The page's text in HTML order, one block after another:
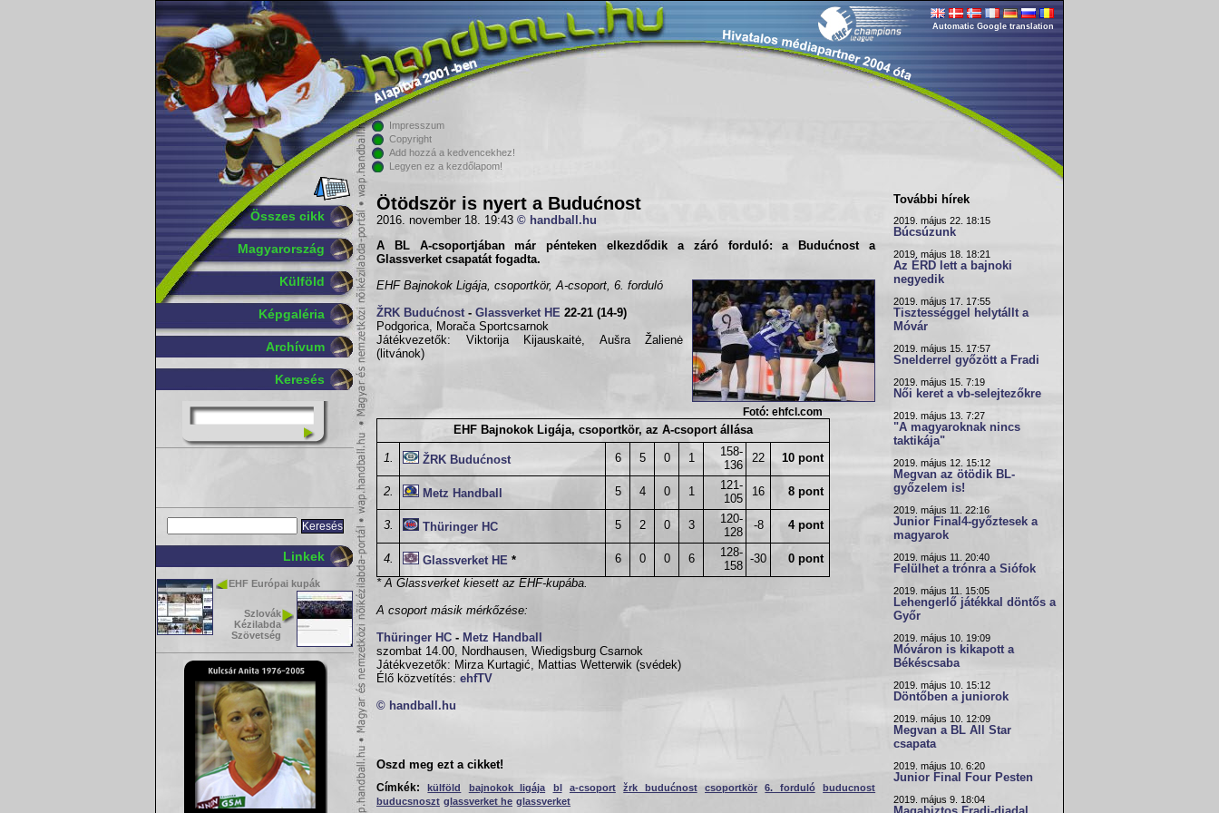
Összes cikk
Magyarország
Külföld
Képgaléria
Archívum
Keresés
Linkek
EHF Európai kupák
Szlovák
Kézilabda
Szövetség
Automatic Google translation
Impresszum
Copyright
Add hozzá a kedvencekhez!
Legyen ez a kezdőlapom!
Ötödször is nyert a Budućnost
2016. november 18. 19:43 © handball.hu
A BL A-csoportjában már pénteken elkezdődik a záró forduló: a Budućnost a
Glassverket csapatát fogadta.
Fotó: ehfcl.com
EHF Bajnokok Ligája, csoportkör, A-csoport, 6. forduló
ŽRK Budućnost - Glassverket HE 22-21 (14-9)
Podgorica, Morača Sportcsarnok
Játékvezetők: Viktorija Kijauskaitė, Aušra Žalienė
(litvánok)
EHF Bajnokok Ligája, csoportkör, az A-csoport állása
1. ŽRK Budućnost 6 5 0 1
158-
136
22 10 pont
2. Metz Handball 5 4 0 1
121-
105
16 8 pont
3. Thüringer HC 5 2 0 3
120-
128
-8 4 pont
4. Glassverket HE * 6 0 0 6
128-
158
-30
0 pont
* A Glassverket kiesett az EHF-kupába.
A csoport másik mérkőzése:
Thüringer HC - Metz Handball
szombat 14.00, Nordhausen, Wiedigsburg Csarnok
Játékvezetők: Mirza Kurtagić, Mattias Wetterwik (svédek)
Élő közvetítés: ehfTV
© handball.hu
Oszd meg ezt a cikket!
Címkék:
külföld bajnokok ligája bl a-csoport žrk budućnost csoportkör 6. forduló
buducnost
buducsnoszt glassverket he glassverket
További hírek
2019. május 22. 18:15
Búcsúzunk
2019. május 18. 18:21
Az ÉRD lett a bajnoki
negyedik
2019. május 17. 17:55
Tisztességgel helytállt a
Móvár
2019. május 15. 17:57
Snelderrel győzött a Fradi
2019. május 15. 7:19
Női keret a vb-selejtezőkre
2019. május 13. 7:27
"A magyaroknak nincs
taktikája"
2019. május 12. 15:12
Megvan az ötödik BL-
győzelem is!
2019. május 11. 22:16
Junior Final4-győztesek a
magyarok
2019. május 11. 20:40
Felülhet a trónra a Siófok
2019. május 11. 15:05
Lehengerlő játékkal döntős a
Győr
2019. május 10. 19:09
Móváron is kikapott a
Békéscsaba
2019. május 10. 15:12
Döntőben a juniorok
2019. május 10. 12:09
Megvan a BL All Star
csapata
2019. május 10. 6:20
Junior Final Four Pesten
2019. május 9. 18:04